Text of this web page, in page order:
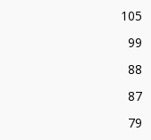
105
99
88
87
79